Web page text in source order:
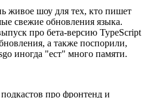
живое шоу для тех, кто пишет
свежие обновления языка.
про бета-версию TypeScript
а также поспорили,
иногда "ест" много памяти.
про фронтенд и